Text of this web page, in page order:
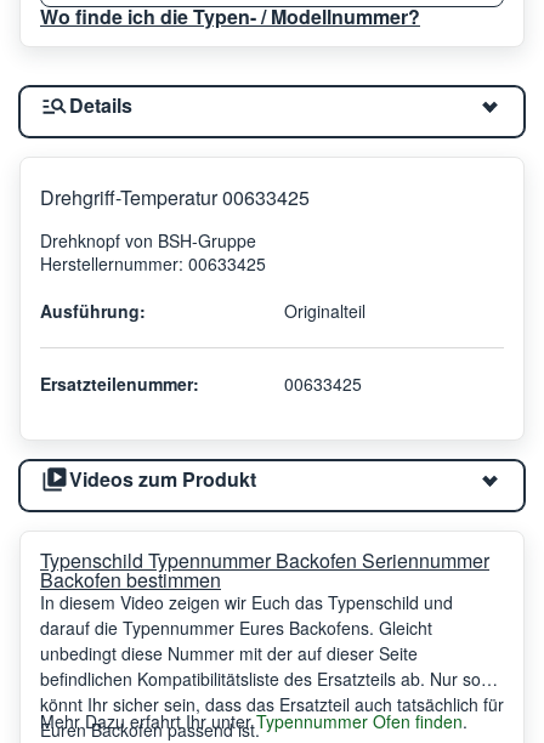
Wo finde ich die Typen- / Modellnummer?
Details
Drehgriff-Temperatur 00633425
Drehknopf von BSH-Gruppe
Herstellernummer: 00633425
Ausführung:
Originalteil
Ersatzteilenummer: 00633425
Videos zum Produkt
Typenschild Typennummer Backofen Seriennummer
Backofen bestimmen
In diesem Video zeigen wir Euch das Typenschild und
darauf die Typennummer Eures Backofens. Gleicht
unbedingt diese Nummer mit der auf dieser Seite
befindlichen Kompatibilitätsliste des Ersatzteils ab. Nur so
könnt Ihr sicher sein, dass das Ersatzteil auch tatsächlich für
Euren Backofen passend ist.
Mehr Dazu erfahrt Ihr unterTypennummer Ofen finden.